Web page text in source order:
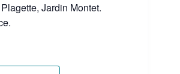
Jardin Montet.